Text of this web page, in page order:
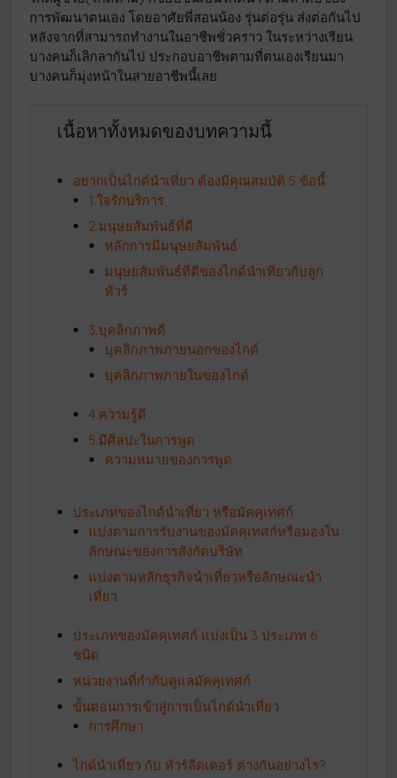
การพัฒนาตนเอง โดยอาศัยพี่สอนน้อง รุ่นต่อรุ่น ส่งต่อกันไป
หลังจากที่สามารถทำงานในอาชีพชั่วคราว ในระหว่างเรียน
บางคนก็เลิกลากันไป ประกอบอาชีพตามที่ตนเองเรียนมา
บางคนก็มุ่งหน้าในสายอาชีพนี้เลย
เนื้อหาทั้งหมดของบทความนี้
อยากเป็นไกด์นำเที่ยว ต้องมีคุณสมบัติ 5 ข้อนี้
1.ใจรักบริการ
2.มนุษยสัมพันธ์ที่ดี
หลักการมีมนุษยสัมพันธ์
มนุษยสัมพันธ์ที่ดีของไกด์นำเที่ยวกับลูก
ทัวร์
3.บุคลิกภาพดี
บุคลิกภาพภายนอกของไกด์
บุคลิกภาพภายในของไกด์
4.ความรู้ดี
5.มีศิลปะในการพูด
ความหมายของการพูด
ประเภทของไกด์นำเที่ยว หรือมัคคุเทศก์
แบ่งตามการรับงานของมัคคุเทศก์หรือมองใน
ลักษณะของการสังกัดบริษัท
แบ่งตามหลักธุรกิจนำเที่ยวหรือลักษณะนำ
เที่ยว
ประเภทของมัคคุเทศก์ แบ่งเป็น 3 ประเภท 6
ชนิด
หน่วยงานที่กำกับดูแลมัคคุเทศก์
ขั้นตอนการเข้าสู่การเป็นไกด์นำเที่ยว
การศึกษา
ไกด์นำเที่ยว กับ ทัวร์ลีดเดอร์ ต่างกันอย่างไร?